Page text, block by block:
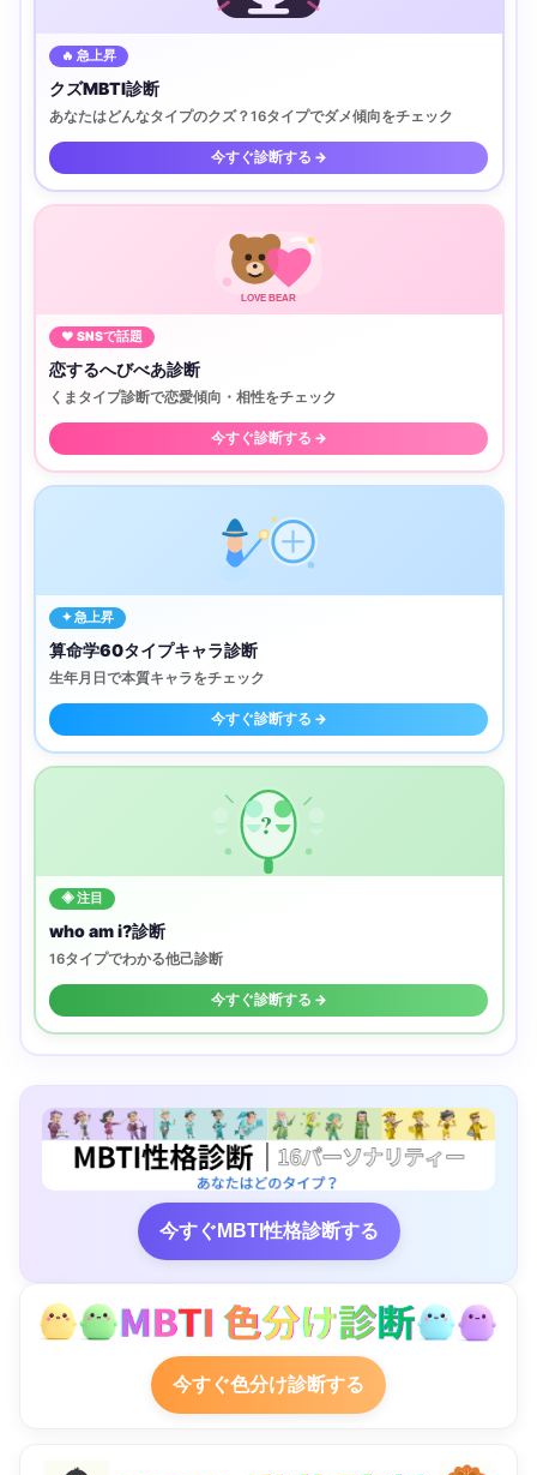
🔥 急上昇
クズMBTI診断
あなたはどんなタイプのクズ？16タイプでダメ傾向をチェック
今すぐ診断する →
LOVE BEAR
♥ SNSで話題
恋するへびべあ診断
くまタイプ診断で恋愛傾向・相性をチェック
今すぐ診断する →
✦ 急上昇
算命学60タイプキャラ診断
生年月日で本質キャラをチェック
今すぐ診断する →
?
◈ 注目
who am i?診断
16タイプでわかる他己診断
今すぐ診断する →
今すぐMBTI性格診断する
今すぐ色分け診断する